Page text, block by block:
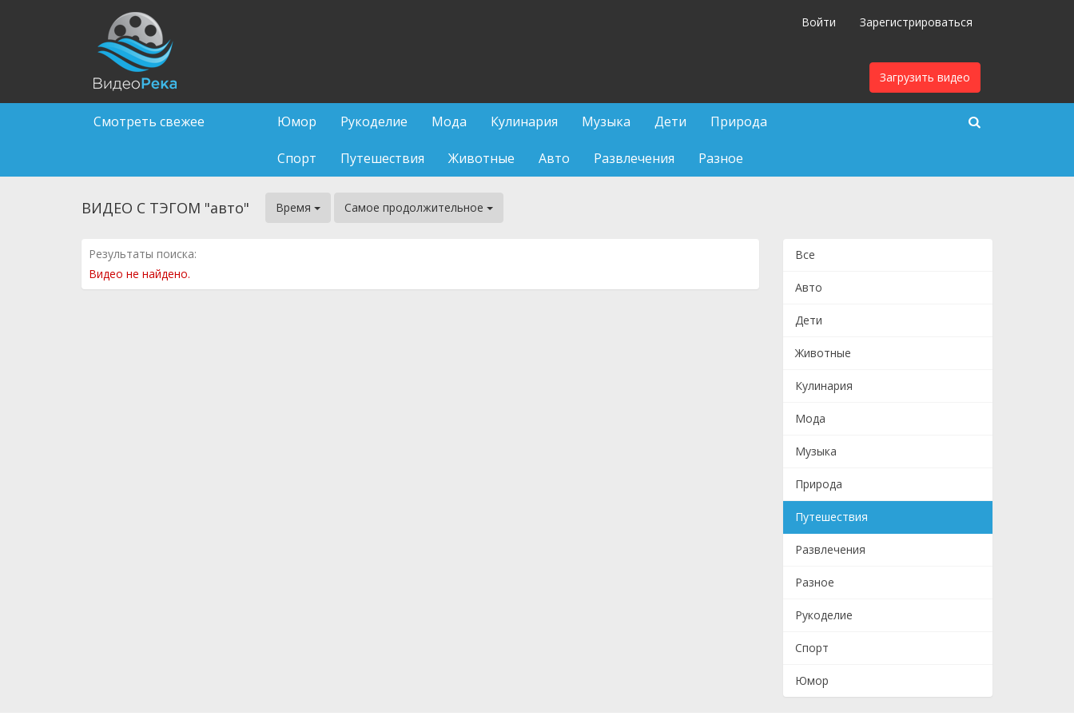
Войти Зарегистрироваться
Загрузить видео
Смотреть свежее Юмор Рукоделие Мода Кулинария Музыка Дети Природа
Спорт Путешествия Животные Авто Развлечения Разное
ВИДЕО С ТЭГОМ "авто" Время Самое продолжительное
Результаты поиска:
Видео не найдено.
Все
Авто
Дети
Животные
Кулинария
Мода
Музыка
Природа
Путешествия
Развлечения
Разное
Рукоделие
Спорт
Юмор